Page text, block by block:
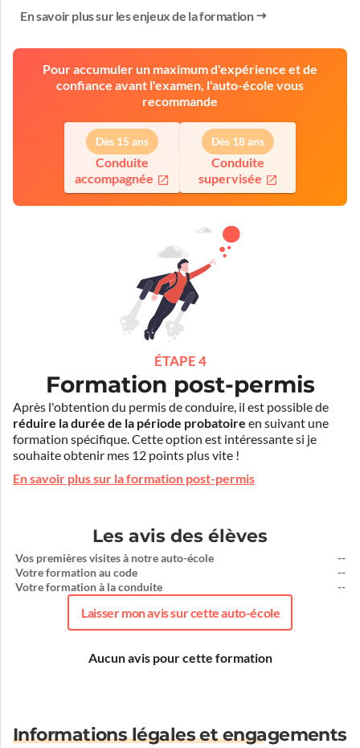
En savoir plus sur les enjeux de la formation
Pour accumuler un maximum d'expérience et de
confiance avant l'examen, l'auto-école vous
recommande
Dès 15 ans
Conduite
accompagnée
Dès 18 ans
Conduite
supervisée
ÉTAPE 4
Formation post-permis
Après l'obtention du permis de conduire, il est possible de
réduire la durée de la période probatoire en suivant une
formation spécifique. Cette option est intéressante si je
souhaite obtenir mes 12 points plus vite !
En savoir plus sur la formation post-permis
Les avis des élèves
Vos premières visites à notre auto-école
Votre formation au code
Votre formation à la conduite
--
--
--
Laisser mon avis sur cette auto-école
Aucun avis pour cette formation
Informations légales et engagements